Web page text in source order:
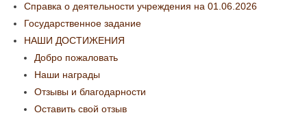
Справка о деятельности учреждения на 01.06.2026
Государственное задание
НАШИ ДОСТИЖЕНИЯ
Добро пожаловать
Наши награды
Отзывы и благодарности
Оставить свой отзыв